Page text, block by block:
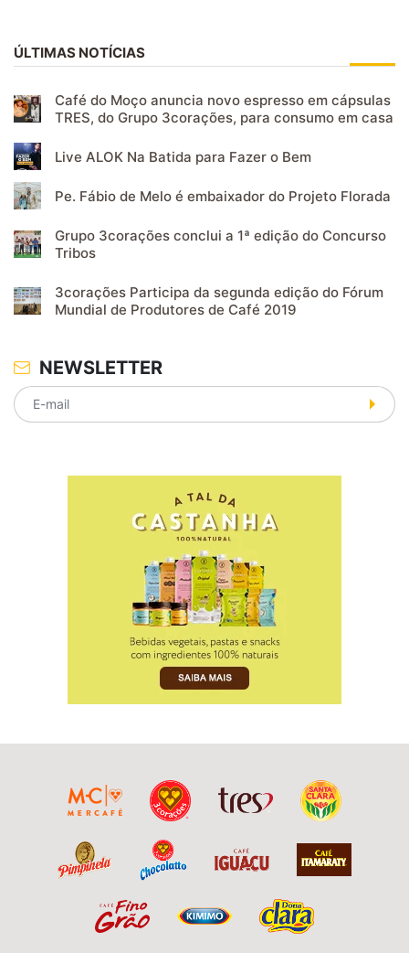
ÚLTIMAS NOTÍCIAS
Café do Moço anuncia novo espresso em cápsulas
TRES, do Grupo 3corações, para consumo em casa
Live ALOK Na Batida para Fazer o Bem
Pe. Fábio de Melo é embaixador do Projeto Florada
Grupo 3corações conclui a 1ª edição do Concurso
Tribos
3corações Participa da segunda edição do Fórum
Mundial de Produtores de Café 2019
NEWSLETTER